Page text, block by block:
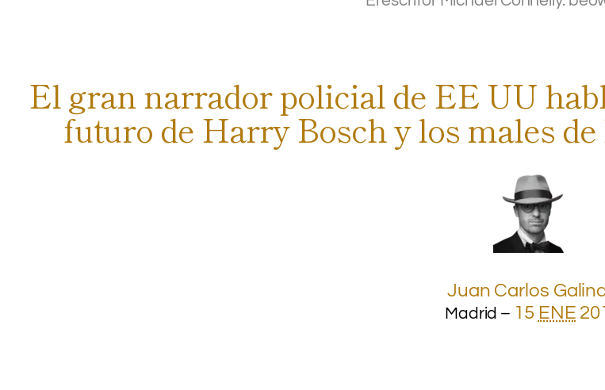
El gran narrador policial de EE UU
futuro de Harry Bosch y los males
Juan Carlos
Madrid – 15 ENE